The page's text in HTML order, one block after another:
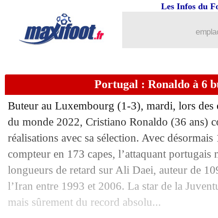
Les Infos du
Portugal : Ronaldo à 6
Buteur au Luxembourg (1-3), mardi, lors des
du monde 2022, Cristiano Ronaldo (36 ans)
réalisations avec sa sélection. Avec
compteur en 173 capes, l’attaquant portugais
longueurs de retard sur Ali Daei, auteur de
l’Iran entre 1993 et 2006. La star de la
mais sûrement du record absolu...
: la Juventus pousse pour
31/03 EdF: Mbappé, Pirès ne s'affole pas
: le dernier qualifié connu
31/03 Palace: Batshuayi vide son sac
31/03 VIDEO: première convocation,
31/03 Man City: Agüero, le coup de pub
31/03 Bayern : Håland, la mise au point de